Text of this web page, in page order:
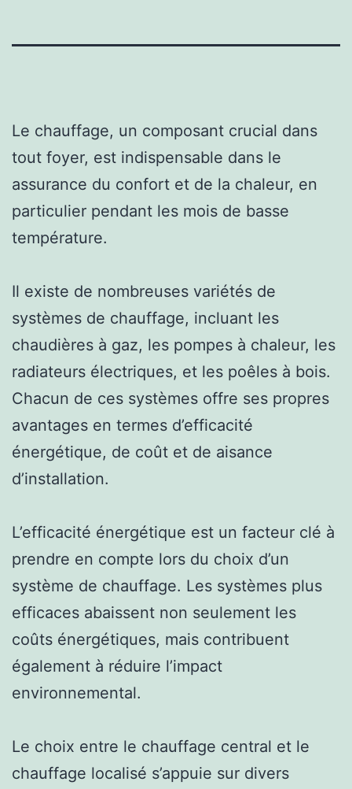
Le chauffage, un composant crucial dans
tout foyer, est indispensable dans le
assurance du confort et de la chaleur, en
particulier pendant les mois de basse
température.
Il existe de nombreuses variétés de
systèmes de chauffage, incluant les
chaudières à gaz, les pompes à chaleur, les
radiateurs électriques, et les poêles à bois.
Chacun de ces systèmes offre ses propres
avantages en termes d’efficacité
énergétique, de coût et de aisance
d’installation.
L’efficacité énergétique est un facteur clé à
prendre en compte lors du choix d’un
système de chauffage. Les systèmes plus
efficaces abaissent non seulement les
coûts énergétiques, mais contribuent
également à réduire l’impact
environnemental.
Le choix entre le chauffage central et le
chauffage localisé s’appuie sur divers